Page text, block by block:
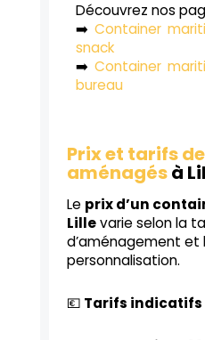
Découvrez nos
➡️ Container
snack
➡️ Container
bureau
Prix et tarifs
aménagésà
Le prix d’un
Lillevarie selon la
d’aménagement et
personnalisation.
💶 Tarifs indicatifs